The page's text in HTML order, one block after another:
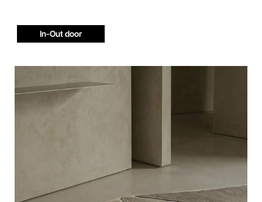
In-Out door